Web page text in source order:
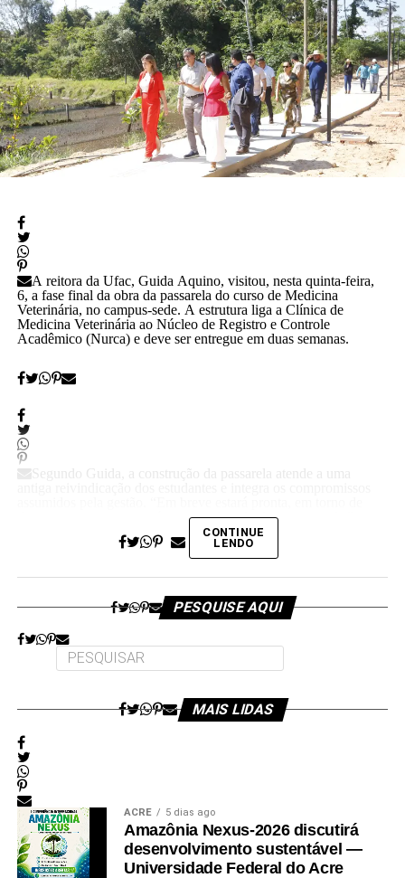
A vice-diretora do CAp, Alessandra Perez Lima, destacou a
relevância do novo espaço para a rotina pedagógica e acadêmica.
“Muito em breve vamos deixar de ser nômades e teremos o
nosso lugar. Eu olho para cada espaço aqui e já vejo essas
crianças correndo e sendo felizes.”
Marcelo Cruz; o prefeito do campus, Artesson Cruz; além de
professores, técnico-administrativos, estudantes e representantes
da construtora responsável pela obra.
(Fhagner Soares, estagiário Ascom/Ufac)
A reitora da Ufac, Guida Aquino, visitou, nesta quinta-feira,
6, a fase final da obra da passarela do curso de Medicina
Veterinária, no campus-sede. A estrutura liga a Clínica de
Medicina Veterinária ao Núcleo de Registro e Controle
Acadêmico (Nurca) e deve ser entregue em duas semanas.
Segundo Guida, a construção da passarela atende a uma
duas semanas, e esse será mais um legado da nossa gestão”,
afirmou. A reitora também agradeceu à equipe pelo trabalho,
dedicação e compromisso ao longo dos últimos oito anos.
Além da passarela de Medicina Veterinária, a obra do novo
Colégio de Aplicação da Ufac também está em fase de
conclusão e deve ser entregue em breve.
CONTINUE
LENDO
PESQUISE AQUI
MAIS LIDAS
ACRE 5 dias ago
Amazônia Nexus-2026 discutirá
desenvolvimento sustentável —
Universidade Federal do Acre